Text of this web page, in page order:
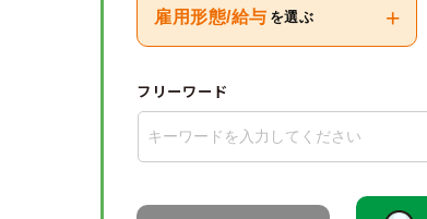
雇用形態/給与 を選ぶ +
フリーワード